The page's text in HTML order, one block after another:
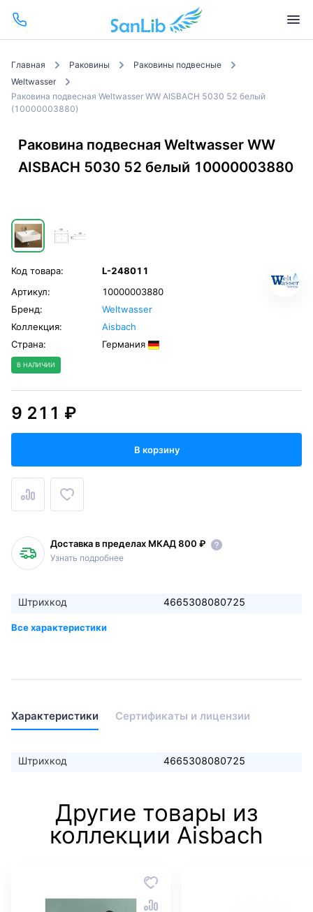
Главная Раковины
Раковины подвесные
Weltwasser
Раковина подвесная Weltwasser WW AISBACH 5030 52 белый
(10000003880)
Раковина подвесная Weltwasser WW
AISBACH 5030 52 белый 10000003880
Код товара:
L-248011
Артикул:
10000003880
Бренд:
Weltwasser
Коллекция:
Aisbach
Страна:
Германия
В НАЛИЧИИ
9 211 ₽
В корзину
Доставка в пределах МКАД 800 ₽
Узнать подробнее
Штрихкод 4665308080725
Характеристики Сертификаты и лицензии
Штрихкод 4665308080725
Другие товары из
коллекции Aisbach